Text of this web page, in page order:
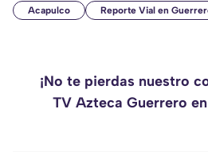
Acapulco Reporte Vial en
¡No te pierdas nuestro
TV Azteca Guerrero